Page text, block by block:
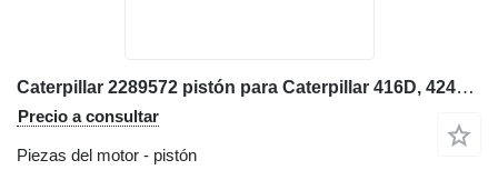
Caterpillar 2289572 pistón para Caterpillar 416D, 424D, 428D, 432D, 438D, 442D 430D 422E, 422F, 428E, 428F, retroexcavadora
Precio a consultar
Piezas del motor - pistón